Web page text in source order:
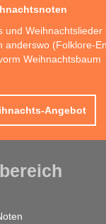
und Weihnachtslieder
anderswo (Folklore-
Weihnachtsbaum
Angebot